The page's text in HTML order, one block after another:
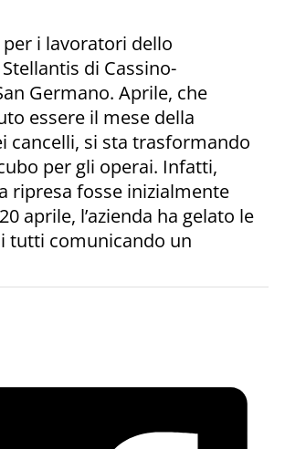
per i lavoratori dello
di Cassino-
Germano. Aprile, che
essere il mese della
cancelli, si sta trasformando
per gli operai. Infatti,
ripresa fosse inizialmente
aprile, l’azienda ha gelato le
tutti comunicando un